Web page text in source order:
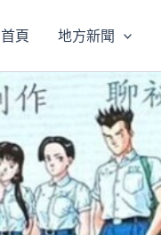
首頁 地方新聞